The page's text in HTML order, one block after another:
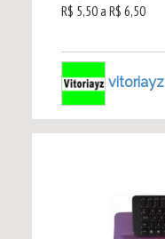
R$ 5,50 a R$ 6,50
vitoriayz